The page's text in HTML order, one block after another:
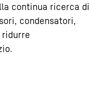
continua ricerca di
condensatori,
ridurre